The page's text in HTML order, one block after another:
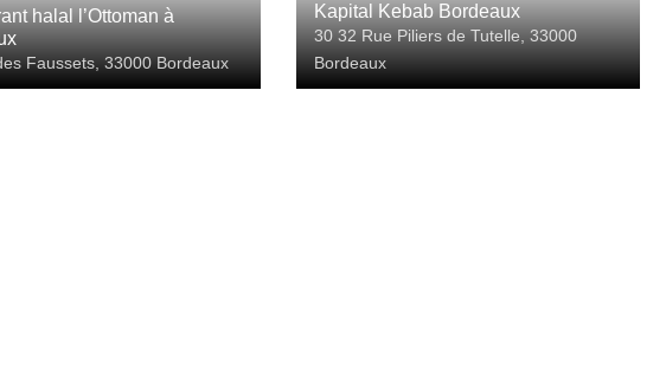
halal l’Ottoman à
Faussets, 33000 Bordeaux
Kapital Kebab Bordeaux
30 32 Rue Piliers de Tutelle, 33000
Bordeaux